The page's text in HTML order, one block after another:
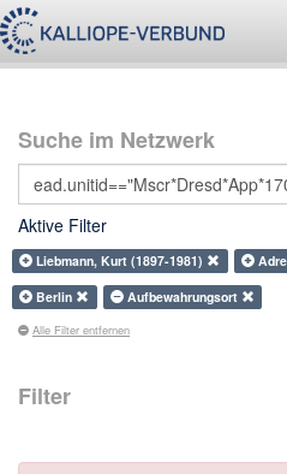
Suche im Netzwerk
Aktive Filter
Liebmann, Kurt (1897-1981)
Berlin
Aufbewahrungsort
Alle Filter entfernen
Filter